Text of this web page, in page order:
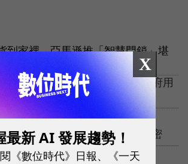
到家裡，亞馬遜推「智慧門鎖」堪
成你的專屬大書房！台中市政府用
市民隨手就能享受閱讀樂趣
鍵顧客，引爆 70% 營收！
經營】電通高階顧問群獨家解密
X
最新 AI 發展趨勢！
《數位時代》日報、《一天